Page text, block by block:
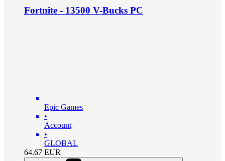
Fortnite - 13500 V-Bucks PC
Epic Games
•
Account
•
GLOBAL
64.67 EUR